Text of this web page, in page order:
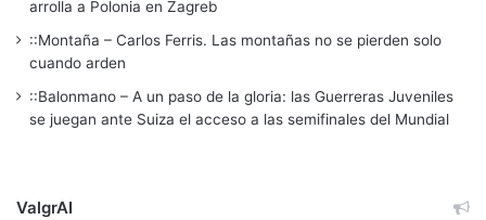
arrolla a Polonia en Zagreb
::Montaña – Carlos Ferris. Las montañas no se pierden solo
cuando arden
::Balonmano – A un paso de la gloria: las Guerreras Juveniles
se juegan ante Suiza el acceso a las semifinales del Mundial
ValgrAI